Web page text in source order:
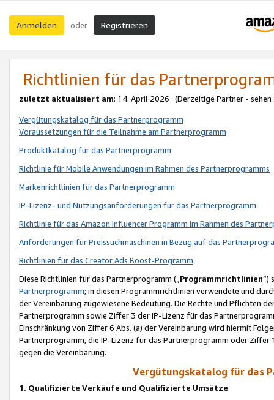
Anmelden oder Registrieren
Richtlinien für das
zuletzt aktualisiert am: 14. April 2026 (Derzeitige Partner - sehen
Vergütungskatalog für das Partnerprogramm
Voraussetzungen für die Teilnahme am Partnerprogramm
Produktkatalog für das Partnerprogramm
Richtlinie für Mobile Anwendungen im Rahmen des Partnerprogramms
Markenrichtlinien für das Partnerprogramm
IP-Lizenz- und Nutzungsanforderungen für das Partnerprogramm
Richtlinie für das Amazon Influencer Programm im Rahmen des
Anforderungen für Preissuchmaschinen in Bezug auf das
Richtlinien für das Creator Ads Boost-Programm
Diese Richtlinien für das Partnerprogramm („Programmrichtlinien“)
Partnerprogramm; in diesen Programmrichtlinien verwendete und
der Vereinbarung zugewiesene Bedeutung. Die Rechte und Pflichten
Partnerprogramm sowie Ziffer 3 der IP-Lizenz für das
Einschränkung von Ziffer 6 Abs. (a) der Vereinbarung wird hiermit
Partnerprogramm, die IP-Lizenz für das Partnerprogramm oder
gegen die Vereinbarung.
Vergütungskatalog für das
1. Qualifizierte Verkäufe und Qualifizierte Umsätze